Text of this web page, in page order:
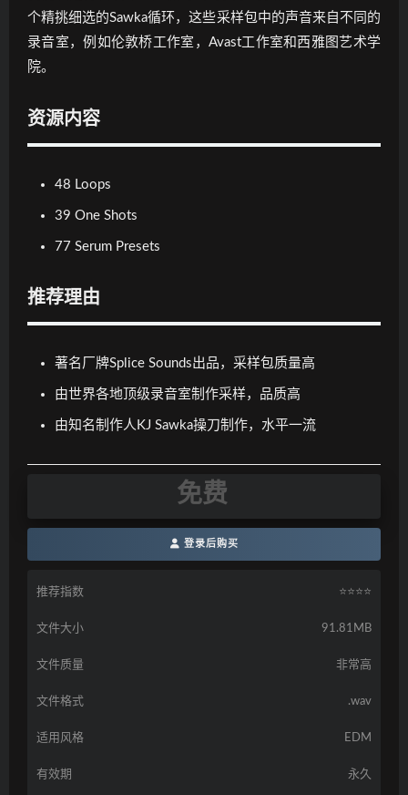
个精挑细选的Sawka循环，这些采样包中的声音来自不同的
录音室，例如伦敦桥工作室，Avast工作室和西雅图艺术学
院。
资源内容
48 Loops
39 One Shots
77 Serum Presets
推荐理由
著名厂牌Splice Sounds出品，采样包质量高
由世界各地顶级录音室制作采样，品质高
由知名制作人KJ Sawka操刀制作，水平一流
免费
登录后购买
推荐指数 ⭐️⭐️⭐️⭐️
文件大小 91.81MB
文件质量 非常高
文件格式 .wav
适用风格 EDM
有效期 永久